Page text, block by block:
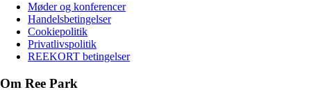
Møder og konferencer
Handelsbetingelser
Cookiepolitik
Privatlivspolitik
REEKORT betingelser
Om Ree Park